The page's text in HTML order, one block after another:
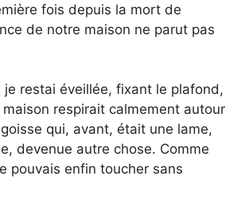
fois depuis la mort de
de notre maison ne parut pas
restai éveillée, fixant le plafond,
respirait calmement autour
qui, avant, était une lame,
devenue autre chose. Comme
pouvais enfin toucher sans